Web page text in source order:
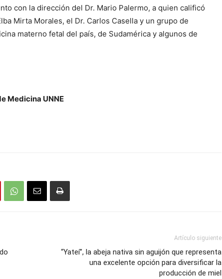
con la dirección del Dr. Mario Palermo, a quien calificó
Mirta Morales, el Dr. Carlos Casella y un grupo de
materno fetal del país, de Sudamérica y algunos de
Medicina UNNE
Artículo siguiente
“Yateí”, la abeja nativa sin aguijón que representa
una excelente opción para diversificar la
producción de miel